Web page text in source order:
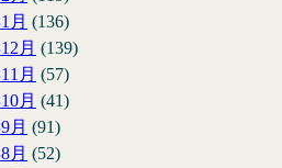
月 (136)
月 (139)
月 (57)
月 (41)
月 (91)
月 (52)